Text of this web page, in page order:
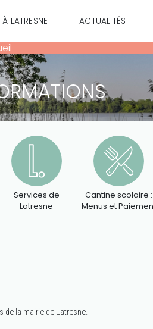
LATRESNE ACTUALITÉS
Services de
Latresne
Cantine scolaire :
Menus et
la mairie de Latresne.